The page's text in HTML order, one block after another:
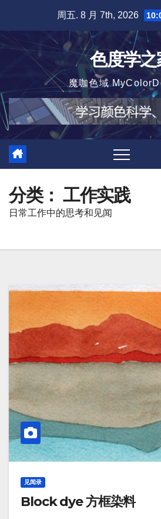
周五. 8 月 7th, 2026
色度学之
魔咖色域
分类： 工作实践
日常工作中的思考和见闻
见闻录
Block dye 方框染料